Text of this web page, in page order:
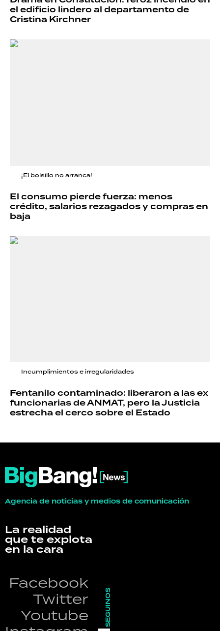
el edificio lindero al departamento de
Cristina Kirchner
¡El bolsillo no arranca!
El consumo pierde fuerza: menos
crédito, salarios rezagados y compras en
baja
Incumplimientos e irregularidades
Fentanilo contaminado: liberaron a las ex
funcionarias de ANMAT, pero la Justicia
estrecha el cerco sobre el Estado
Agencia de noticias y medios de comunicación
La realidad
que te explota
en la cara
Facebook
Twitter
Youtube
SEGUINOS